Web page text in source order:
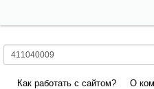
Как работать с сайтом?
О